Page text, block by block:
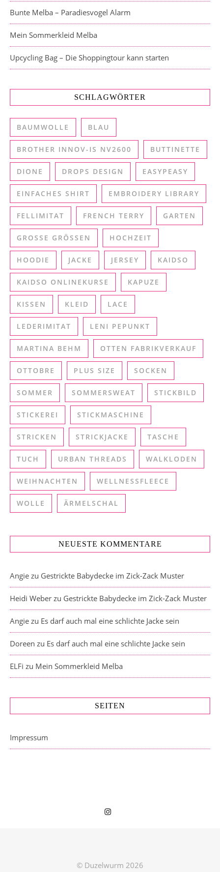
Bunte Melba – Paradiesvogel Alarm
Mein Sommerkleid Melba
Upcycling Bag – Die Shoppingtour kann starten
SCHLAGWÖRTER
BAUMWOLLE BLAU
BROTHER INNOV-IS NV2600 BUTTINETTE
DIONE DROPS DESIGN EASYPEASY
EINFACHES SHIRT EMBROIDERY LIBRARY
FELLIMITAT FRENCH TERRY GARTEN
GROSSE GRÖSSEN HOCHZEIT
HOODIE JACKE JERSEY KAIDSO
KAIDSO ONLINEKURSE KAPUZE
KISSEN KLEID LACE
LEDERIMITAT LENI PEPUNKT
MARTINA BEHM OTTEN FABRIKVERKAUF
OTTOBRE PLUS SIZE SOCKEN
SOMMER SOMMERSWEAT STICKBILD
STICKEREI STICKMASCHINE
STRICKEN STRICKJACKE TASCHE
TUCH URBAN THREADS WALKLODEN
WEIHNACHTEN WELLNESSFLEECE
WOLLE ÄRMELSCHAL
NEUESTE KOMMENTARE
Angie zu Gestrickte Babydecke im Zick-Zack Muster
Heidi Weber zu Gestrickte Babydecke im Zick-Zack Muster
Angie zu Es darf auch mal eine schlichte Jacke sein
Doreen zu Es darf auch mal eine schlichte Jacke sein
ELFi zu Mein Sommerkleid Melba
SEITEN
Impressum
© Duzelwurm 2026